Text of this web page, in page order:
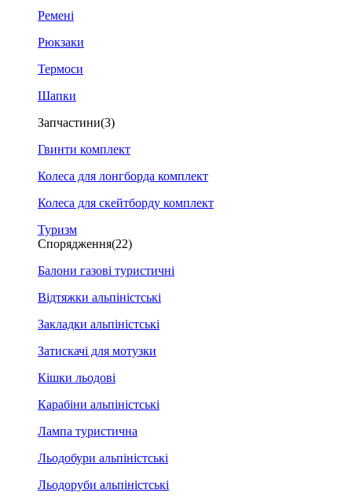
Ремені
Рюкзаки
Термоси
Шапки
Запчастини(3)
Гвинти комплект
Колеса для лонгборда комплект
Колеса для скейтборду комплект
Туризм
Спорядження(22)
Балони газові туристичні
Відтяжки альпіністські
Закладки альпіністські
Затискачі для мотузки
Кішки льодові
Карабіни альпіністські
Лампа туристична
Льодобури альпіністські
Льодоруби альпіністські